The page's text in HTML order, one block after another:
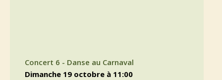
Concert 6 - Danse au Carnaval
dimanche 19 octobre à 11:00